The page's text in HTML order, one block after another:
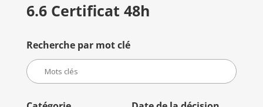
6.6 Certificat 48h
Recherche par mot clé